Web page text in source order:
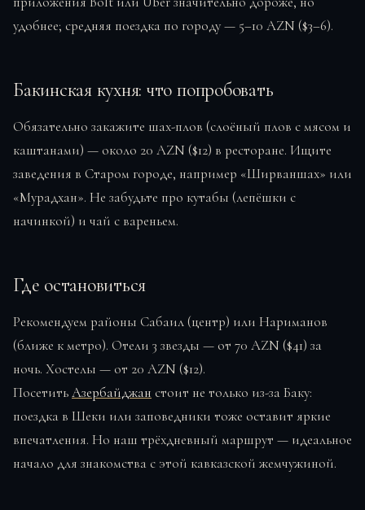
удобнее; средняя поездка по городу — 5–10 AZN ($3–6).
Бакинская кухня: что попробовать
Обязательно закажите шах-плов (слоёный плов с мясом и
каштанами) — около 20 AZN ($12) в ресторане. Ищите
заведения в Старом городе, например «Ширваншах» или
«Мурадхан». Не забудьте про кутабы (лепёшки с
начинкой) и чай с вареньем.
Где остановиться
Рекомендуем районы Сабаил (центр) или Нариманов
(ближе к метро). Отели 3 звезды — от 70 AZN ($41) за
ночь. Хостелы — от 20 AZN ($12).
ПосетитьАзербайджан стоит не только из-за Баку:
поездка в Шеки или заповедники тоже оставит яркие
впечатления. Но наш трёхдневный маршрут — идеальное
начало для знакомства с этой кавказской жемчужиной.